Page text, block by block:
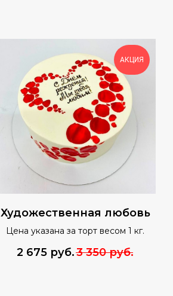
АКЦИЯ
Художественная любовь
Цена указана за торт весом 1 кг.
2 675 руб.3 350 руб.